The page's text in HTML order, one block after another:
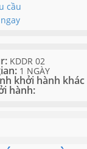
cầu
KDDR 02
1 NGÀY
khởi hành khác
hành: